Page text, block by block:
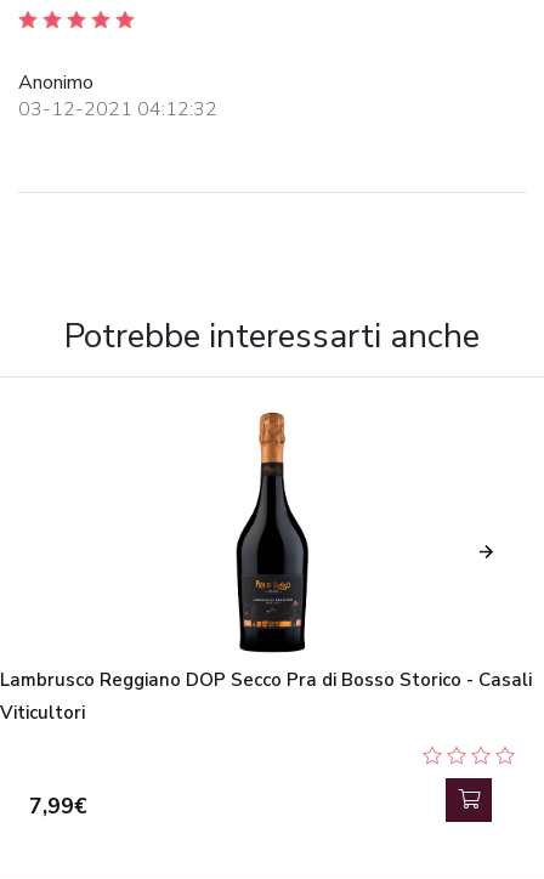
Anonimo
03-12-2021 04:12:32
Potrebbe interessarti anche
Lambrusco Reggiano DOP Secco Pra di Bosso Storico - Casali
Viticultori
7,99€